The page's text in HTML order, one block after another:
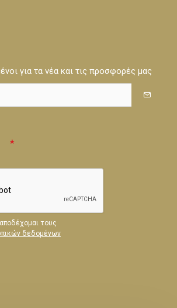
για τα νέα και τις προσφορές μας
τους
δεδομένων